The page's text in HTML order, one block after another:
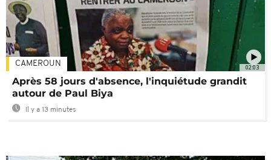
02:03
CAMEROUN
Après 58 jours d'absence, l'inquiétude grandit
autour de Paul Biya
Il y a 13 minutes